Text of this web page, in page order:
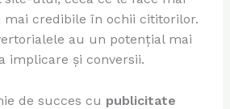
credibile în ochii cititorilor.
au un potențial mai
implicare și conversii.
de succes cu publicitate